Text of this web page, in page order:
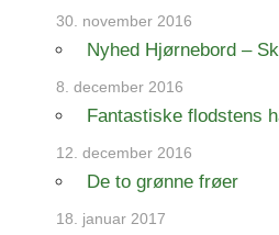
30. november 2016
Nyhed Hjørnebord –
8. december 2016
Fantastiske flodstens
12. december 2016
De to grønne frøer
18. januar 2017